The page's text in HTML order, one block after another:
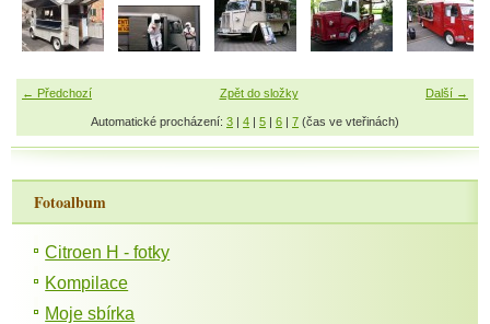
← Předchozí Další →
Zpět do složky
Automatické procházení: 3 | 4 | 5 | 6 | 7 (čas ve vteřinách)
Fotoalbum
Citroen H - fotky
Kompilace
Moje sbírka